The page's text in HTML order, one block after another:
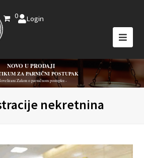
0 Login
NOVO U PRODAJI
ZA PARNIČNI POSTUPAK
Zakon o parničnom postupku -
nekretnina